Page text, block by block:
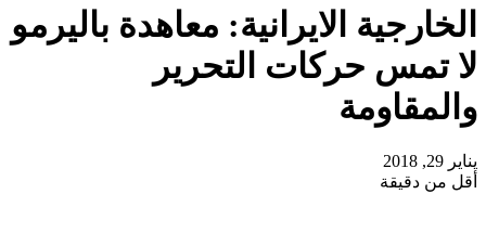
الخارجية الايرانية: معاهدة باليرمو
لا تمس حركات التحرير
والمقاومة
يناير 29, 2018
أقل من دقيقة